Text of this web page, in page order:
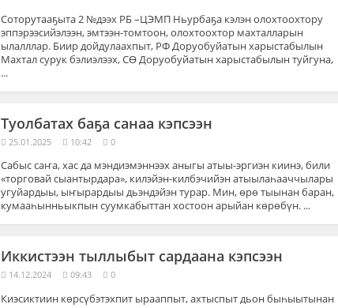
Соторутааҕыта 2 №дээх РБ –ЦЭМП Ньурбаҕа кэлэн олохтоохтору
эппэрээсийэлээн, эмтээн-томтоон, олохтоохтор махталларын
ылалллар. Биир дойдулаахпыт, РФ Доруобуйатын харыстабылын
Махтал сурук бэлиэлээх, СӨ Доруобуйатын харыстабылын туйгуна,
...
Туолбатах баҕа санаа кэпсээн
25.01.2025 10:42 0
Сабыс саҥа, хас да мэндиэмэннээх аныгы атыы-эргиэн киинэ, били
«торговай сыантырдара», килэйэн-килбэчийэн атыылаһааччылары
угуйардыы, ыҥырардыы дьэндэйэн турар. Мин, өрө тыынан баран,
кумааһынньыкпын суумкабыттан хостоон арыйан көрөбүн. ...
Иккистээн тыллыбыт сардаана кэпсээн
14.12.2024 09:43 0
Киэсиктиин көрсүбэтэхпит ырааппыт, ахтыспыт дьон быһыытынан